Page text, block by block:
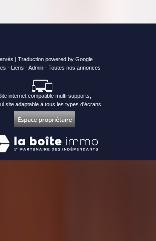
| Traduction powered by Google
- Liens -Admin - Toutes nos annonces
internet compatible multi-supports,
site adaptable à tous les types d'écrans.